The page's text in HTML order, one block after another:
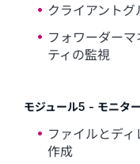
クライアントグ
フォワーダー
ティの監視
モジュール5 - モニタ
ファイルとデ
作成